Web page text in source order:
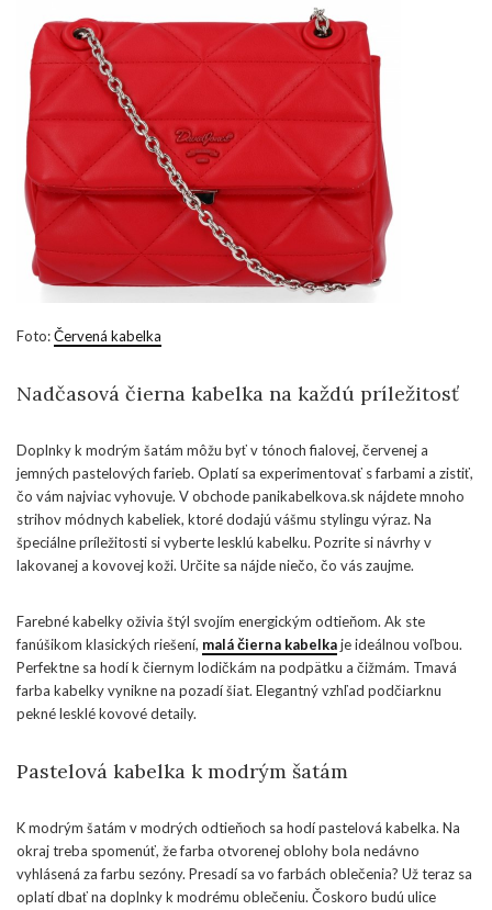
Foto:Červená kabelka
Nadčasová čierna kabelka na každú príležitosť
Doplnky k modrým šatám môžu byť v tónoch fialovej, červenej a
jemných pastelových farieb. Oplatí sa experimentovať s farbami a zistiť,
čo vám najviac vyhovuje. V obchode panikabelkova.sk nájdete mnoho
strihov módnych kabeliek, ktoré dodajú vášmu stylingu výraz. Na
špeciálne príležitosti si vyberte lesklú kabelku. Pozrite si návrhy v
lakovanej a kovovej koži. Určite sa nájde niečo, čo vás zaujme.
Farebné kabelky oživia štýl svojím energickým odtieňom. Ak ste
fanúšikom klasických riešení, malá čierna kabelkaje ideálnou voľbou.
Perfektne sa hodí k čiernym lodičkám na podpätku a čižmám. Tmavá
farba kabelky vynikne na pozadí šiat. Elegantný vzhľad podčiarknu
pekné lesklé kovové detaily.
Pastelová kabelka k modrým šatám
K modrým šatám v modrých odtieňoch sa hodí pastelová kabelka. Na
okraj treba spomenúť, že farba otvorenej oblohy bola nedávno
vyhlásená za farbu sezóny. Presadí sa vo farbách oblečenia? Už teraz sa
oplatí dbať na doplnky k modrému oblečeniu. Čoskoro budú ulice